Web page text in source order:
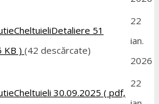
51
KB ) (42 descărcate)
22
ian.
2026
30.09.2025 ( pdf,
22